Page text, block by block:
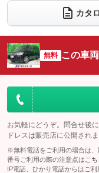
電動リアゲート
：装備なし
サイドカメラ
：装備なし
：装備なし
カタ
無料 この車
お気軽にどうぞ。問合せ後
ドレスは販売店に公開されま
※無料電話をご利用の場合は
番号ご利用の際の注意点は こち
IP電話、ひかり電話からはご利